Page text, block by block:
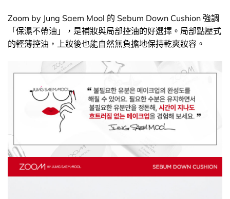
Zoom by Jung Saem Mool 的 Sebum Down Cushion 強調
「保濕不帶油」，是補妝與局部控油的好選擇。局部點壓式
的輕薄控油，上妝後也能自然無負擔地保持乾爽妝容。